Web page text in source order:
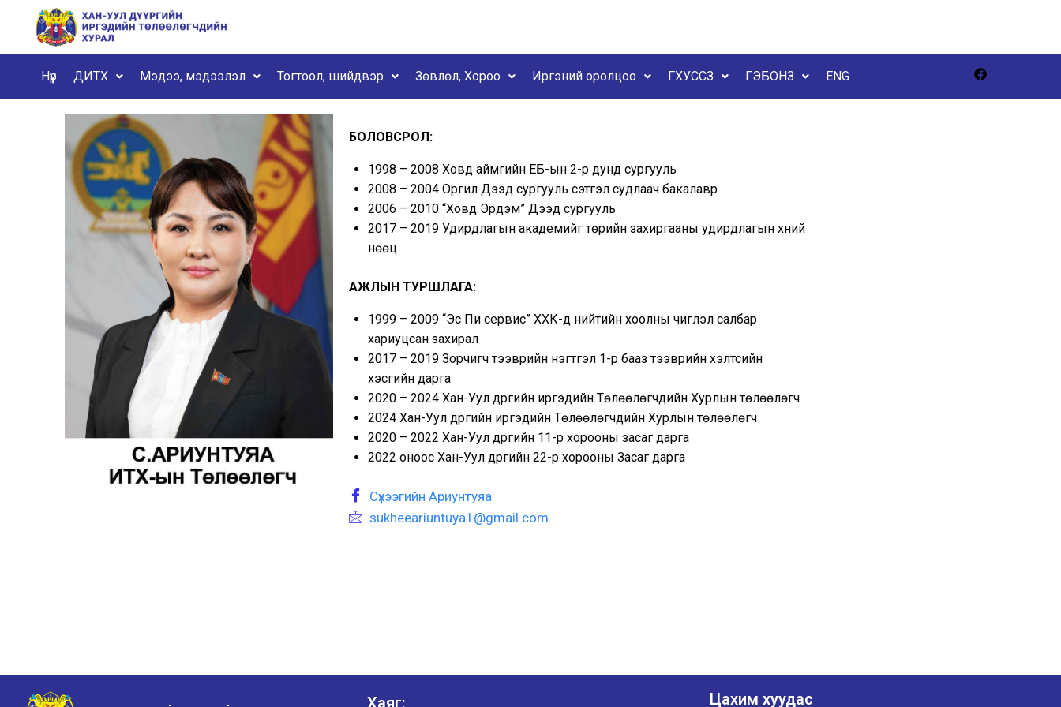
Нүүр ДИТХ Мэдээ, мэдээлэл Тогтоол, шийдвэр Зөвлөл, Хороо Иргэний оролцоо ГХУССЗ ГЭБОНЗ ENG
БОЛОВСРОЛ:
1998 – 2008 Ховд аймгийн ЕБ-ын 2-р дунд сургууль
2008 – 2004 Оргил Дээд сургууль сэтгэл судлаач бакалавр
2006 – 2010 “Ховд Эрдэм” Дээд сургууль
2017 – 2019 Удирдлагын академийг төрийн захиргааны удирдлагын хүний
нөөц
АЖЛЫН ТУРШЛАГА:
1999 – 2009 “Эс Пи сервис” ХХК-д нийтийн хоолны чиглэл салбар
хариуцсан захирал
2017 – 2019 Зорчигч тээврийн нэгтгэл 1-р бааз тээврийн хэлтсийн
хэсгийн дарга
2020 – 2024 Хан-Уул дүүргийн иргэдийн Төлөөлөгчдийн Хурлын төлөөлөгч
2024 Хан-Уул дүүргийн иргэдийн Төлөөлөгчдийн Хурлын төлөөлөгч
2020 – 2022 Хан-Уул дүүргийн 11-р хорооны засаг дарга
2022 оноос Хан-Уул дүүргийн 22-р хорооны Засаг дарга
Сүхээгийн Ариунтуяа
sukheeariuntuya1@gmail.com
Хаяг: Цахим хуудас